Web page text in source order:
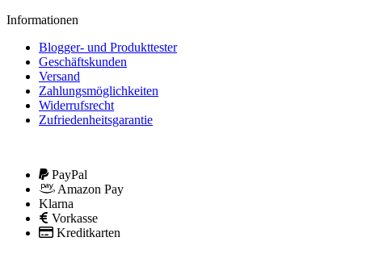
Informationen
Blogger- und Produkttester
Geschäftskunden
Versand
Zahlungsmöglichkeiten
Widerrufsrecht
Zufriedenheitsgarantie
PayPal
Amazon Pay
Klarna
Vorkasse
Kreditkarten